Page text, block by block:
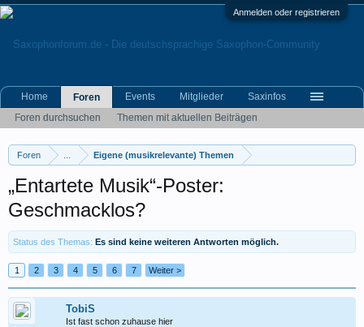
Anmelden oder registrieren
Foren Eigene (musikrelevante) Themen
„Entartete Musik“-Poster:
Geschmacklos?
Status des Themas: Es sind keine weiteren Antworten möglich.
1 2 3 4 5 6 7 Weiter >
TobiS
Ist fast schon zuhause hier
Home
Foren
Foren durchsuchen
Themen mit aktuellen Beiträgen
Events Mitglieder Saxinfos